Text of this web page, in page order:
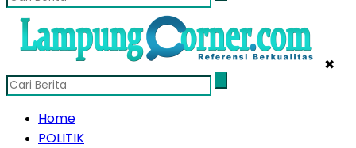
✖
Home
POLITIK